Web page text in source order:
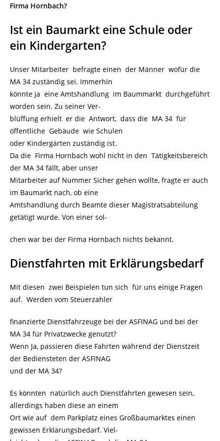
Firma Hornbach?
Ist ein Baumarkt eine Schule oder
ein Kindergarten?
Unser Mitarbeiter befragte einen der Männer wofür die
MA 34 zuständig sei. Immerhin
könnte ja eine Amtshandlung im Baummarkt durchgeführt
worden sein. Zu seiner Ver-
blüffung erhielt er die Antwort, dass die MA 34 für
öffentliche Gebäude wie Schulen
oder Kindergärten zuständig ist.
Da die Firma Hornbach wohl nicht in den Tätigkeitsbereich
der MA 34 fällt, aber unser
Mitarbeiter auf Nummer Sicher gehen wollte, fragte er auch
im Baumarkt nach, ob eine
Amtshandlung durch Beamte dieser Magistratsabteilung
getätigt wurde. Von einer sol-
chen war bei der Firma Hornbach nichts bekannt.
Dienstfahrten mit Erklärungsbedarf
Mit diesen zwei Beispielen tun sich für uns einige Fragen
auf. Werden vom Steuerzahler
finanzierte Dienstfahrzeuge bei der ASFINAG und bei der
MA 34 für Privatzwecke genutzt?
Wenn Ja, passieren diese Fahrten während der Dienstzeit
der Bediensteten der ASFINAG
und der MA 34?
Es könnten natürlich auch Dienstfahrten gewesen sein,
allerdings haben diese an einem
Ort wie auf dem Parkplatz eines Großbaumarktes einen
gewissen Erklärungsbedarf. Viel-